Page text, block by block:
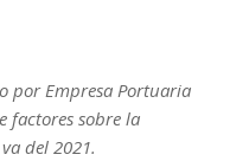
por Empresa Portuaria
factores sobre la
del 2021.